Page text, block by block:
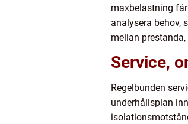
maxbelastning
analysera behov,
mellan
Service,
Regelbunden
underhållsplan